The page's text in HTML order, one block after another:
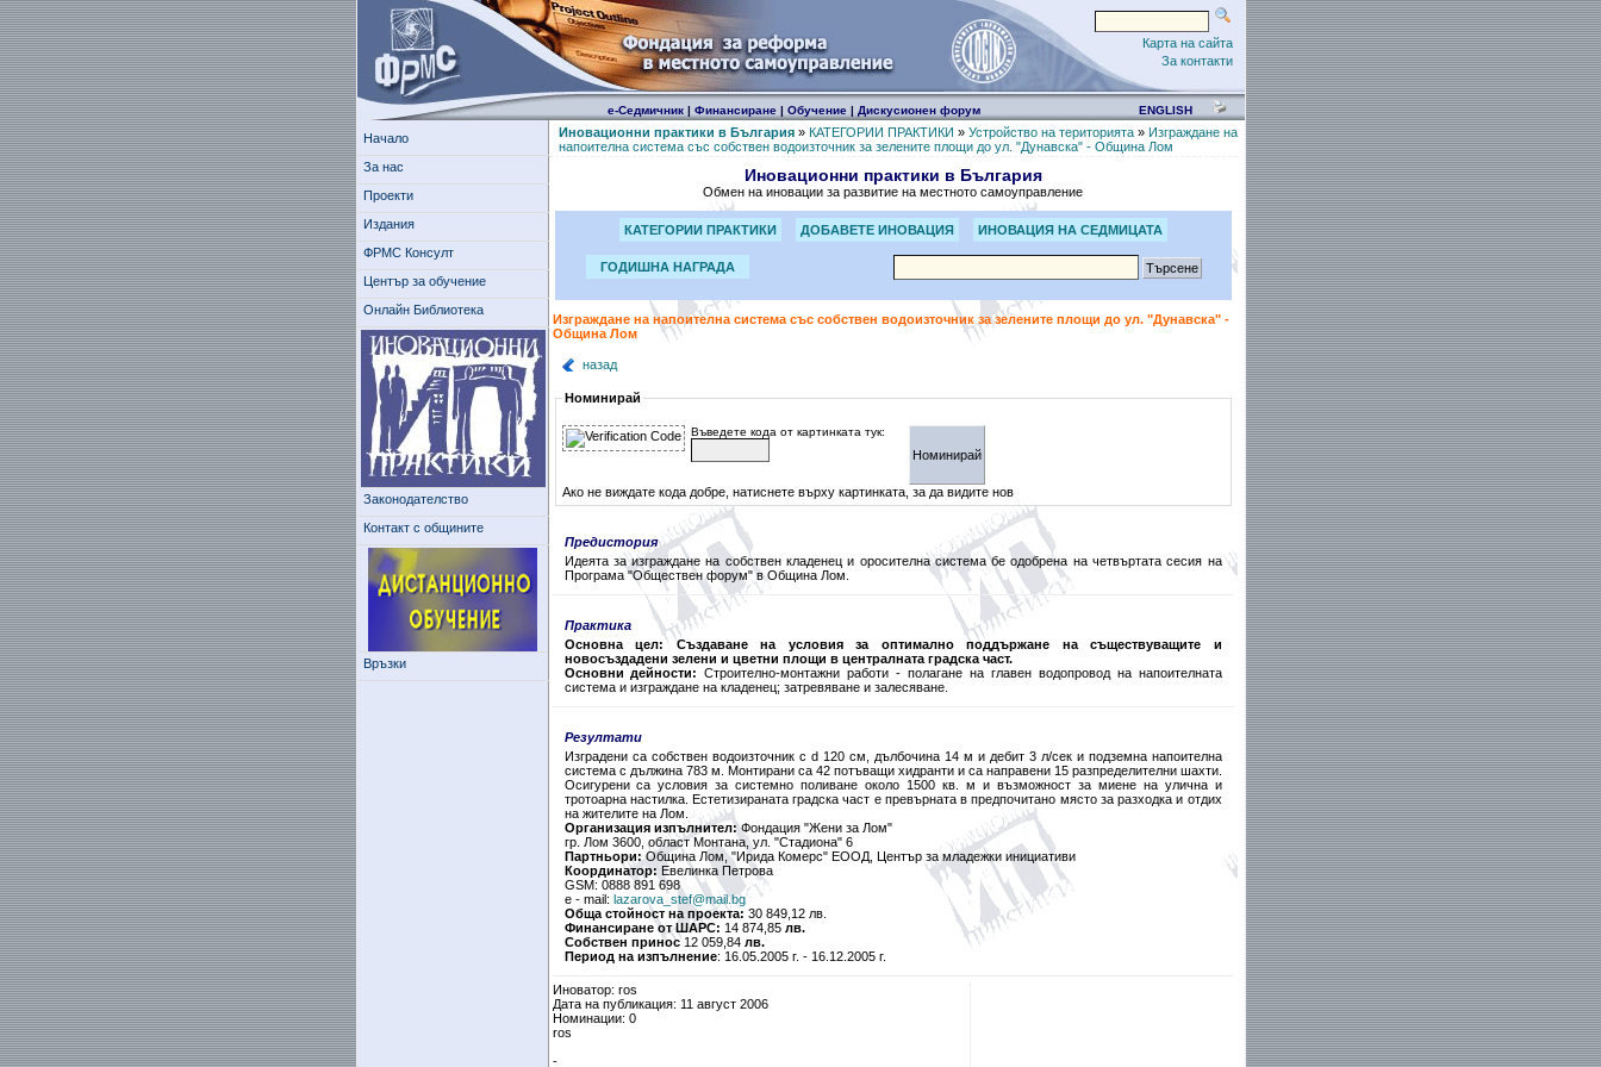
Карта на сайта
За контакти
е-Седмичник| Финансиране| Обучение| Дискусионен форум ENGLISH
Начало
За нас
Проекти
Издания
ФРМС Консулт
Център за обучение
Онлайн Библиотека
Законодателство
Контакт с общините
Връзки
Иновационни практики в България» КАТЕГОРИИ ПРАКТИКИ » Устройство на територията» Изграждане на
напоителна система със собствен водоизточник за зелените площи до ул. "Дунавска" - Община Лом
Иновационни практики в България
Обмен на иновации за развитие на местното самоуправление
КАТЕГОРИИ ПРАКТИКИ ДОБАВЕТЕ ИНОВАЦИЯ ИНОВАЦИЯ НА СЕДМИЦАТА
ГОДИШНА НАГРАДА
Изграждане на напоителна система със собствен водоизточник за зелените площи до ул. "Дунавска" -
Община Лом
назад
Номинирай
Въведете кода от картинката тук:
Ако не виждате кода добре, натиснете върху картинката, за да видите нов
Предистория
Идеята за изграждане на собствен кладенец и оросителна система бе одобрена на четвъртата сесия на
Програма "Обществен форум" в Община Лом.
Практика
Основна цел:Създаване на условия за оптимално поддържане на съществуващите и
новосъздадени зелени и цветни площи в централната градска част.
Основни дейности:Строително-монтажни работи - полагане на главен водопровод на напоителната
система и изграждане на кладенец; затревяване и залесяване.
Резултати
Изградени са собствен водоизточник с d 120 см, дълбочина 14 м и дебит 3 л/сек и подземна напоителна
система с дължина 783 м. Монтирани са 42 потъващи хидранти и са направени 15 разпределителни шахти.
Осигурени са условия за системно поливане около 1500 кв. м и възможност за миене на улична и
тротоарна настилка. Естетизираната градска част е превърната в предпочитано място за разходка и отдих
на жителите на Лом.
Организация изпълнител:Фондация "Жени за Лом"
гр. Лом 3600, област Монтана, ул. "Стадиона" 6
Партньори:Община Лом, "Ирида Комерс" ЕООД, Център за младежки инициативи
Координатор: Евелинка Петрова
GSM: 0888 891 698
e - mail: lazarova_stef@mail.bg
Обща стойност на проекта: 30 849,12 лв.
Финансиране от ШАРС: 14 874,85 лв.
Собствен принос 12 059,84 лв.
Период на изпълнение: 16.05.2005 г. - 16.12.2005 г.
Иноватор: ros
Дата на публикация: 11 август 2006
Номинации: 0
ros
-